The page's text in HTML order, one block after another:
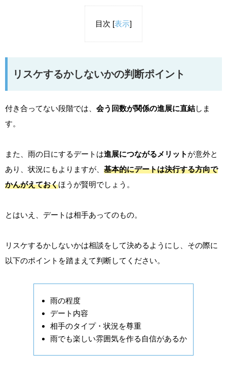
目次 [表示]
リスケするかしないかの判断ポイント
付き合ってない段階では、 会う回数が関係の進展に直結しま
す。
また、雨の日にするデートは進展につながるメリット が意外と
あり、状況にもよりますが、 基本的にデートは決行する方向で
かんがえておくほうが賢明でしょう。
とはいえ、デートは相手あってのもの。
リスケするかしないかは相談をして決めるようにし、その際に
以下のポイントを踏まえて判断してください。
雨の程度
デート内容
相手のタイプ・状況を尊重
雨でも楽しい雰囲気を作る自信があるか